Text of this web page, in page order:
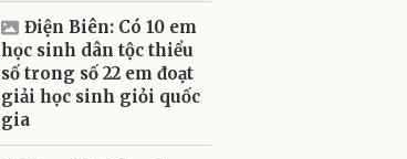
Điện Biên: Có 10 em
học sinh dân tộc thiểu
số trong số 22 em đoạt
giải học sinh giỏi quốc
gia